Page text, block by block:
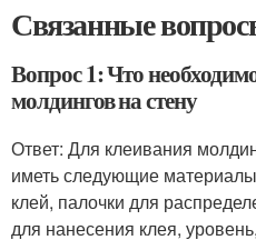
Связанные
Вопрос 1: Что
молдингов на стену
Ответ: Для клеивания
иметь следующие
клей, палочки для
для нанесения клея,